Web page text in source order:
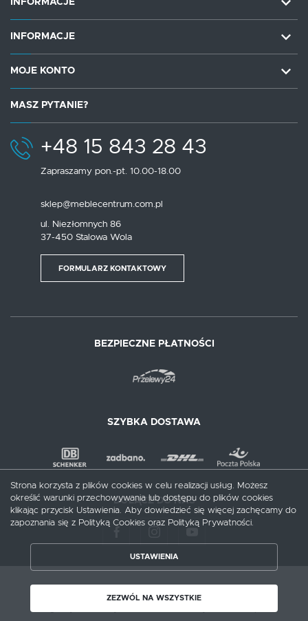
INFORMACJE
INFORMACJE
MOJE KONTO
MASZ PYTANIE?
+48 15 843 28 43
Zapraszamy pon.-pt. 10.00-18.00
sklep@meblecentrum.com.pl
ul. Niezłomnych 86
37-450 Stalowa Wola
FORMULARZ KONTAKTOWY
BEZPIECZNE PŁATNOŚCI
SZYBKA DOSTAWA
DOŁĄCZ DO NAS
Copyright by meblecentrum.com.pl
Strona korzysta z plików cookies w celu realizacji usług. Możesz
określić warunki przechowywania lub dostępu do plików cookies
klikając przycisk Ustawienia. Aby dowiedzieć się więcej zachęcamy do
zapoznania się z Polityką Cookies oraz Polityką Prywatności.
USTAWIENIA
ZEZWÓL NA WSZYSTKIE
ZAPISZ WYBRANE